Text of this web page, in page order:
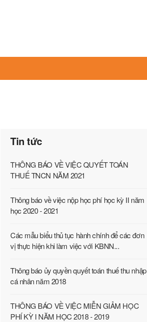
Tin tức
THÔNG BÁO VỀ VIỆC QUYẾT TOÁN
THUẾ TNCN NĂM 2021
Thông báo về việc nộp học phí học kỳ II năm
học 2020 - 2021
Các mẫu biểu thủ tục hành chính để các đơn
vị thực hiện khi làm việc với KBNN...
Thông báo ủy quyền quyết toán thuế thu nhập
cá nhân năm 2018
THÔNG BÁO VỀ VIỆC MIỄN GIẢM HỌC
PHÍ KỲ I NĂM HỌC 2018 - 2019